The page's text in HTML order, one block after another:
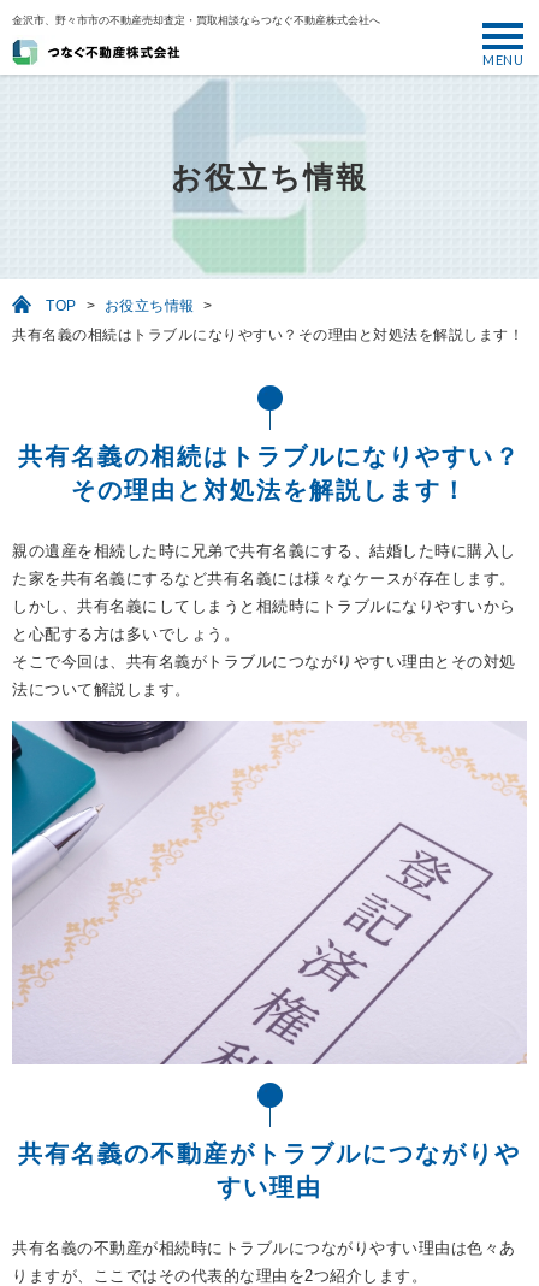
金沢市、野々市市の不動産売却査定・買取相談ならつなぐ不動産株式会社へ
MENU
BUY
買いたい
USEFUL
お役立ち情報
つなぐ不動産株式会社が選ばれる理由
COMPANY
会社案内
お役立ち情報
TOP > お役立ち情報
>
共有名義の相続はトラブルになりやすい？その理由と対処法を解説します！
共有名義の相続はトラブルになりやすい？
その理由と対処法を解説します！
親の遺産を相続した時に兄弟で共有名義にする、結婚した時に購入し
た家を共有名義にするなど共有名義には様々なケースが存在します。
しかし、共有名義にしてしまうと相続時にトラブルになりやすいから
と心配する方は多いでしょう。
そこで今回は、共有名義がトラブルにつながりやすい理由とその対処
法について解説します。
共有名義の不動産がトラブルにつながりや
すい理由
共有名義の不動産が相続時にトラブルにつながりやすい理由は色々あ
りますが、ここではその代表的な理由を2つ紹介します。